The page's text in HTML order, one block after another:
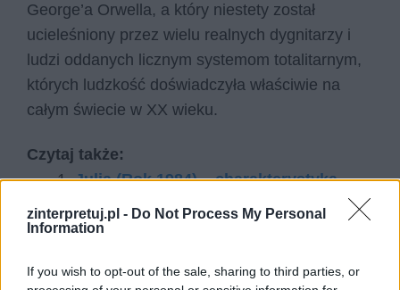
zinterpretuj.pl - Do Not Process My Personal
Information
If you wish to opt-out of the sale, sharing to third parties, or
George’a Orwella, a który niestety został
ucieleśniony przez wielu realnych dygnitarzy i
ludzi oddanych licznym systemom totalitarnym,
których ludzkość doświadczyła właściwie na
całym świecie w XX wieku.
Czytaj także:
Julia (Rok 1984) – charakterystyka
Czym była nowomowa? Wyjaśnij
pojęcie i podaj przykłady
Omów zagadnienie na podstawie